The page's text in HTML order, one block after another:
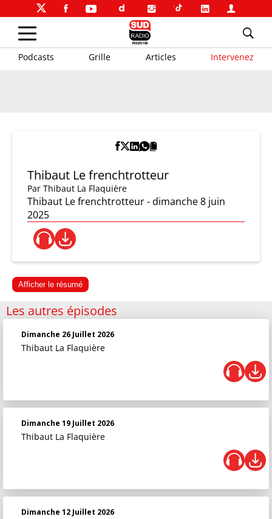
Podcasts Grille Articles Intervenez
Thibaut Le frenchtrotteur
Par Thibaut La Flaquière
Thibaut Le frenchtrotteur - dimanche 8 juin
2025
Afficher le résumé
Les autres épisodes
Dimanche 26 Juillet 2026
Thibaut La Flaquière
Dimanche 19 Juillet 2026
Thibaut La Flaquière
Dimanche 12 Juillet 2026